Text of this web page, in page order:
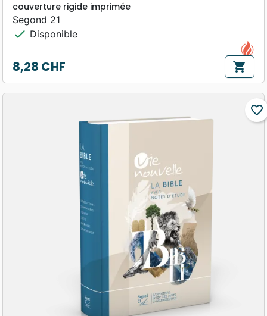
couverture rigide imprimée
Segond 21
check Disponible
Prix
8,28 CHF shopping_cart
favorite_border